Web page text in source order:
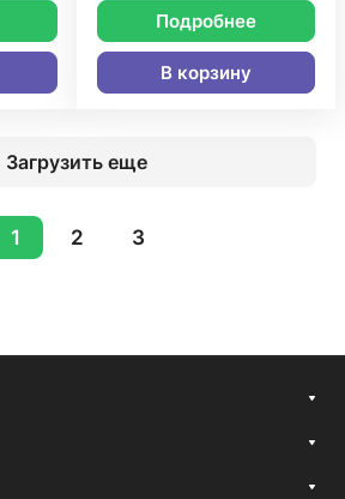
Подробнее
В корзину
Загрузить еще
1 2 3